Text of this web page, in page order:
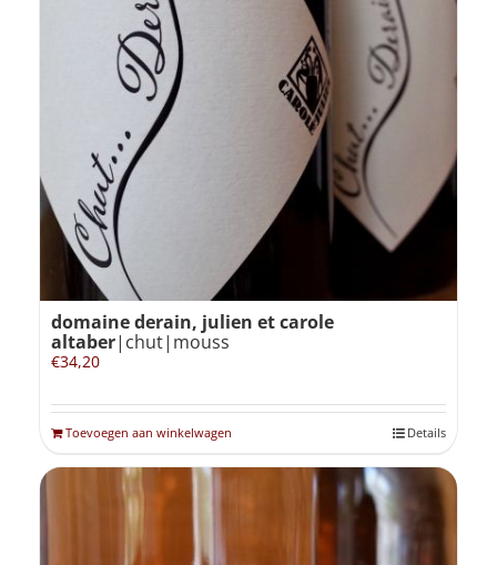
domaine derain, julien et carole
altaber|chut|mouss
€34,20
Toevoegen aan winkelwagen Details